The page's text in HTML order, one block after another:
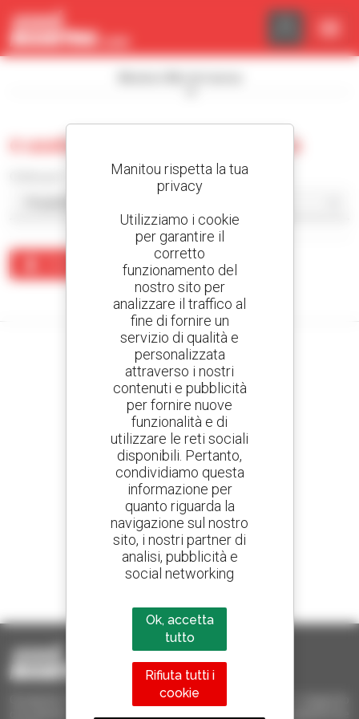
0 usate prodotti per la logistica
Crea un avviso
Nessun risultato corrisponde alla ricerca.
Crea avvisi
e ricevi annunci di materiale d'occasione
800 concessionari
Manitou nel mondo
1 telescopico su 4
Occasione Manitou - Prodotti per il sollevamento e il trasporto
Pannello di gestione dei cookies
Manitou rispetta la tua
privacy
Utilizziamo i cookie
per garantire il
corretto
funzionamento del
nostro sito per
analizzare il traffico al
fine di fornire un
servizio di qualità e
personalizzata
attraverso i nostri
contenuti e pubblicità
per fornire nuove
funzionalità e di
utilizzare le reti sociali
disponibili. Pertanto,
condividiamo questa
informazione per
quanto riguarda la
navigazione sul nostro
sito, i nostri partner di
analisi, pubblicità e
social networking
Ok, accetta
tutto
Rifiuta tutti i
cookie